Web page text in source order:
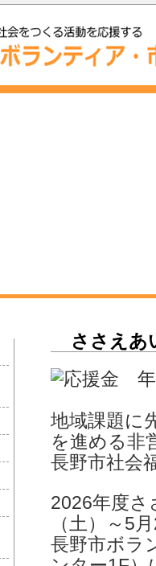
ささえあ
地域課題に
を進める非
長野市社会
2026年度さ
（土）～5
長野市ボラ